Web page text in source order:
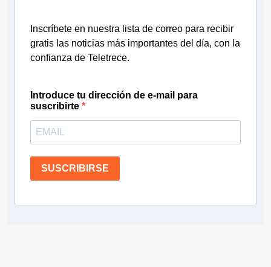
Inscríbete en nuestra lista de correo para recibir
gratis las noticias más importantes del día, con la
confianza de Teletrece.
Introduce tu dirección de e-mail para
suscribirte
SUSCRIBIRSE